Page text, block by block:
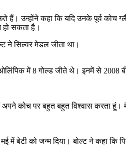
उन्होंने कहा कि यदि उनके पूर्व कोच
हो सकता है।
ने सिल्वर मेडल जीता था।
में 8 गोल्ड जीते थे। इनमें से
कोच पर बहुत बहुत विश्वास करता हूं।
को जन्म दिया। बोल्ट ने कहा कि